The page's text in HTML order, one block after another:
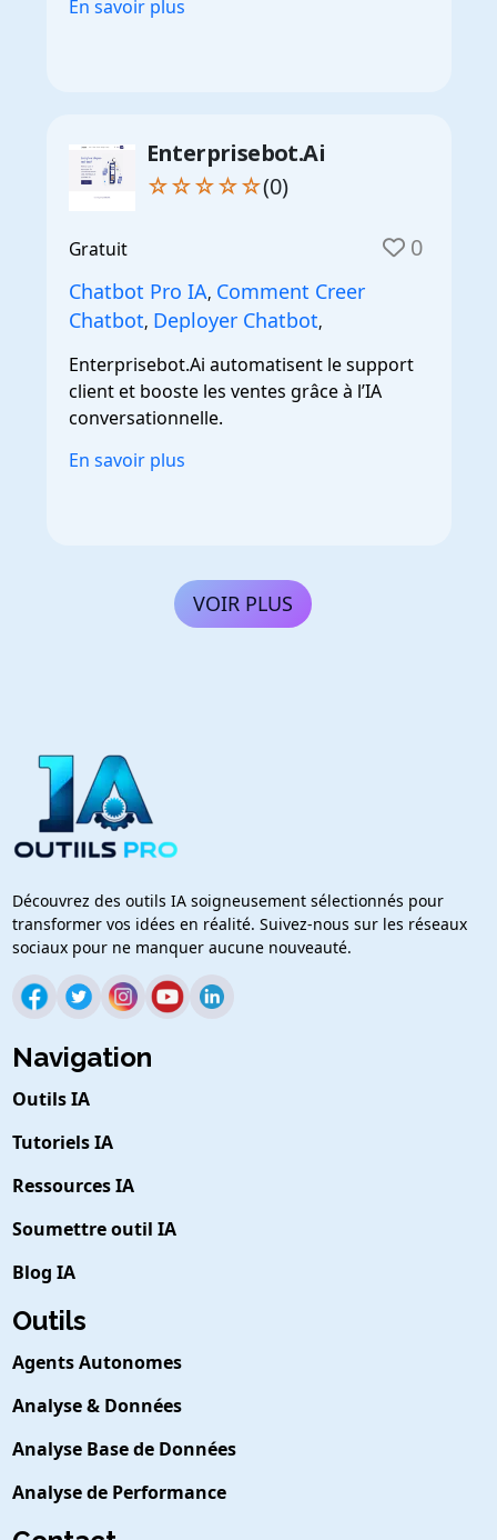
En savoir plus
Enterprisebot.Ai
☆☆☆☆☆(0)
Gratuit 0
Chatbot Pro IA, Comment Creer
Chatbot, Deployer Chatbot,
Enterprisebot.Ai automatisent le support
client et booste les ventes grâce à l’IA
conversationnelle.
En savoir plus
VOIR PLUS
Découvrez des outils IA soigneusement sélectionnés pour
transformer vos idées en réalité. Suivez-nous sur les réseaux
sociaux pour ne manquer aucune nouveauté.
Navigation
Outils IA
Tutoriels IA
Ressources IA
Soumettre outil IA
Blog IA
Outils
Agents Autonomes
Analyse & Données
Analyse Base de Données
Analyse de Performance